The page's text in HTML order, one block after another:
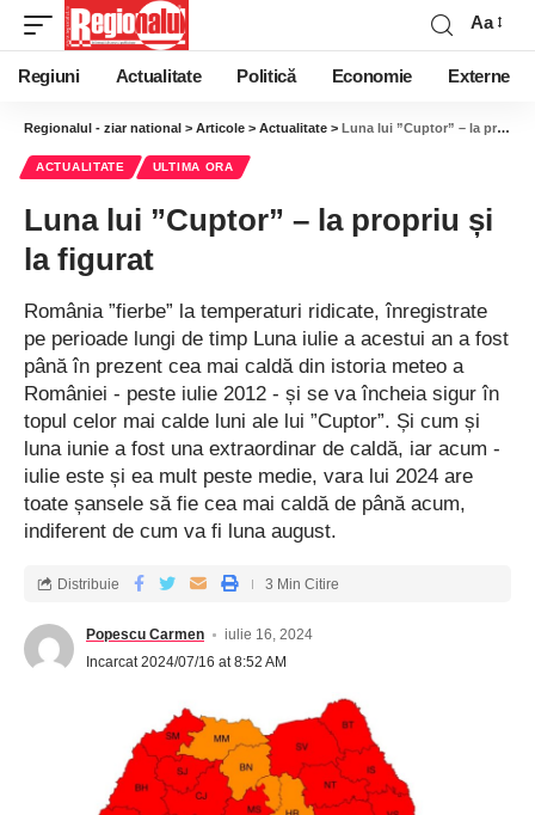
Aa
Regiuni Actualitate Politică Economie Externe
Regionalul - ziar national > Articole > Actualitate > Luna lui ”Cuptor” – la propriu și la figurat
ACTUALITATE ULTIMA ORA
Luna lui ”Cuptor” – la propriu și
la figurat
România ”fierbe” la temperaturi ridicate, înregistrate
pe perioade lungi de timp Luna iulie a acestui an a fost
până în prezent cea mai caldă din istoria meteo a
României - peste iulie 2012 - și se va încheia sigur în
topul celor mai calde luni ale lui ”Cuptor”. Și cum și
luna iunie a fost una extraordinar de caldă, iar acum -
iulie este și ea mult peste medie, vara lui 2024 are
toate șansele să fie cea mai caldă de până acum,
indiferent de cum va fi luna august.
Popescu Carmen
iulie 16, 2024
Incarcat 2024/07/16 at 8:52 AM
Distribuie 3 Min Citire